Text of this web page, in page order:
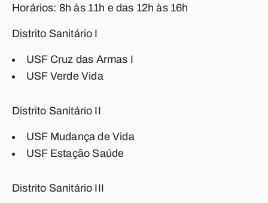
Horários: 8h às 11h e das 12h às 16h
Distrito Sanitário I
USF Cruz das Armas I
USF Verde Vida
Distrito Sanitário II
USF Mudança de Vida
USF Estação Saúde
Distrito Sanitário III